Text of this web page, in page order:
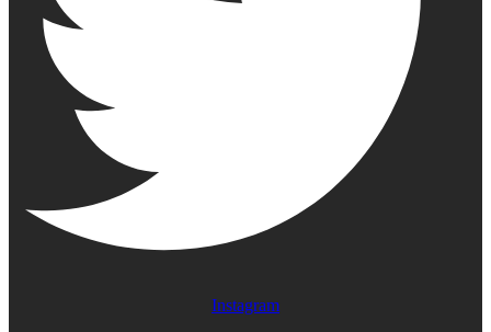
Instagram